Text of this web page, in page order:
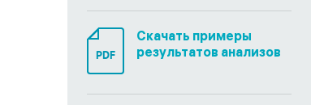
PDF
Скачать примеры
результатов анализов